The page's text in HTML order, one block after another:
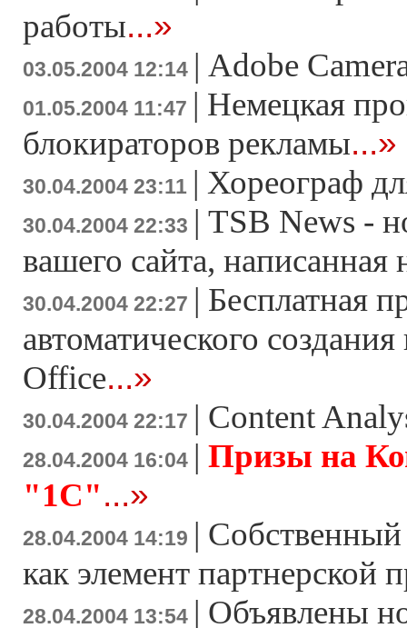
работы...»
03.05.2004 12:14 | Adobe
01.05.2004 11:47 | Немецкая
блокираторов рекламы...»
30.04.2004 23:11 | Хореограф
30.04.2004 22:33 | TSB News -
вашего сайта, написанная
30.04.2004 22:27 | Бесплатная
автоматического
Office...»
30.04.2004 22:17 | Content
28.04.2004 16:04 | Призы на
"1С"...»
28.04.2004 14:19 | Собственный
как элемент партнерской
28.04.2004 13:54 | Объявлены